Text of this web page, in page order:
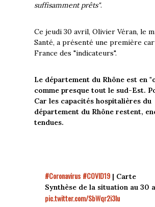
suffisamment prêts".
Ce jeudi 30 avril, Olivier Véran, le
Santé, a présenté une première
France des "indicateurs".
Le département du Rhône est en
comme presque tout le sud-Est.
Car les capacités hospitalières du
département du Rhône restent,
tendues.
#Coronavirus #COVID19| Carte
Synthèse de la situation au 30
pic.twitter.com/SbWqr2i3Iu